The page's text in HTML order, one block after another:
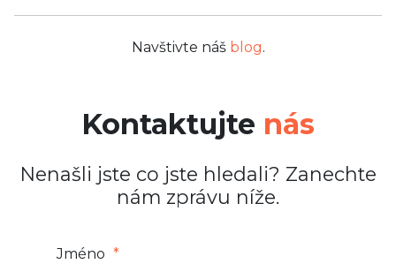
Navštivte náš blog.
Kontaktujte nás
Nenašli jste co jste hledali? Zanechte
nám zprávu níže.
Jméno